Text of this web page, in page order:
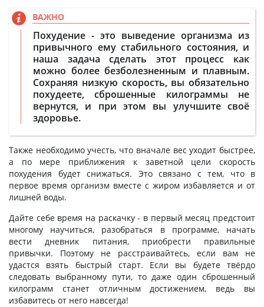
ВАЖНО
Похудение - это выведение организма из
привычного ему стабильного состояния, и
наша задача сделать этот процесс как
можно более безболезненным и плавным.
Сохраняя низкую скорость, вы обязательно
похудеете, сброшенные килограммы не
вернутся, и при этом вы улучшите своё
здоровье.
Также необходимо учесть, что вначале вес уходит быстрее,
а по мере приближения к заветной цели скорость
похудения будет снижаться. Это связано с тем, что в
первое время организм вместе с жиром избавляется и от
лишней воды.
Дайте себе время на раскачку - в первый месяц предстоит
многому научиться, разобраться в программе, начать
вести дневник питания, приобрести правильные
привычки. Поэтому не расстраивайтесь, если вам не
удастся взять быстрый старт. Если вы будете твёрдо
следовать выбранному пути, то даже один сброшенный
килограмм станет отличным достижением, ведь вы
избавитесь от него навсегда!